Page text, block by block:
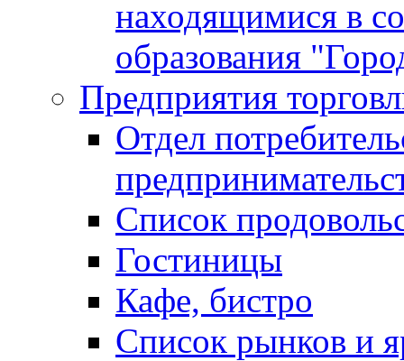
находящимися в
образования
Предприятия
Отдел
Список
Гостиницы
Кафе, бистро
Cписок рынков и